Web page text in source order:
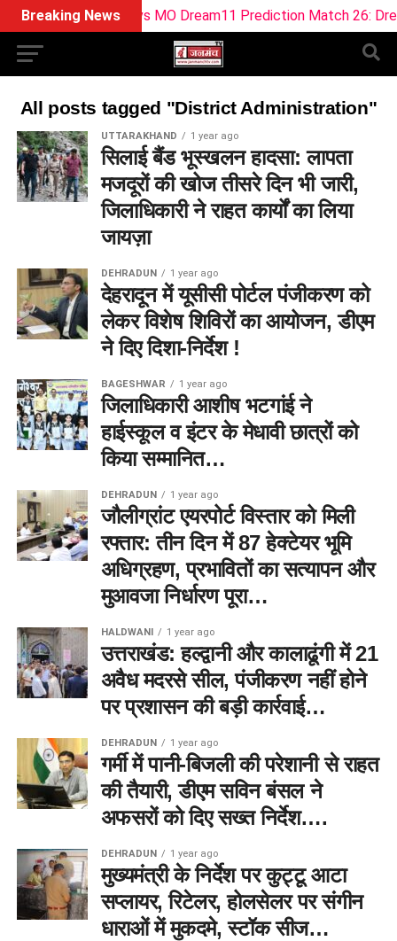
Breaking NewsSOB vs MO Dream11 Prediction Match 26:
All posts tagged "District Administration"
UTTARAKHAND 1 year ago
सिलाई बैंड भूस्खलन हादसा: लापता
मजदूरों की खोज तीसरे दिन भी जारी,
जिलाधिकारी ने राहत कार्यों का लिया
जायज़ा
DEHRADUN 1 year ago
देहरादून में यूसीसी पोर्टल पंजीकरण को
लेकर विशेष शिविरों का आयोजन, डीएम
ने दिए दिशा-निर्देश !
BAGESHWAR 1 year ago
जिलाधिकारी आशीष भटगांई ने
हाईस्कूल व इंटर के मेधावी छात्रों को
किया सम्मानित…
DEHRADUN 1 year ago
जौलीग्रांट एयरपोर्ट विस्तार को मिली
रफ्तार: तीन दिन में 87 हेक्टेयर भूमि
अधिग्रहण, प्रभावितों का सत्यापन और
मुआवजा निर्धारण पूरा…
HALDWANI 1 year ago
उत्तराखंड: हल्द्वानी और कालाढूंगी में 21
अवैध मदरसे सील, पंजीकरण नहीं होने
पर प्रशासन की बड़ी कार्रवाई…
DEHRADUN 1 year ago
गर्मी में पानी-बिजली की परेशानी से राहत
की तैयारी, डीएम सविन बंसल ने
अफसरों को दिए सख्त निर्देश….
DEHRADUN 1 year ago
मुख्यमंत्री के निर्देश पर कुट्टू आटा
सप्लायर, रिटेलर, होलसेलर पर संगीन
धाराओं में मुकदमे, स्टॉक सीज…